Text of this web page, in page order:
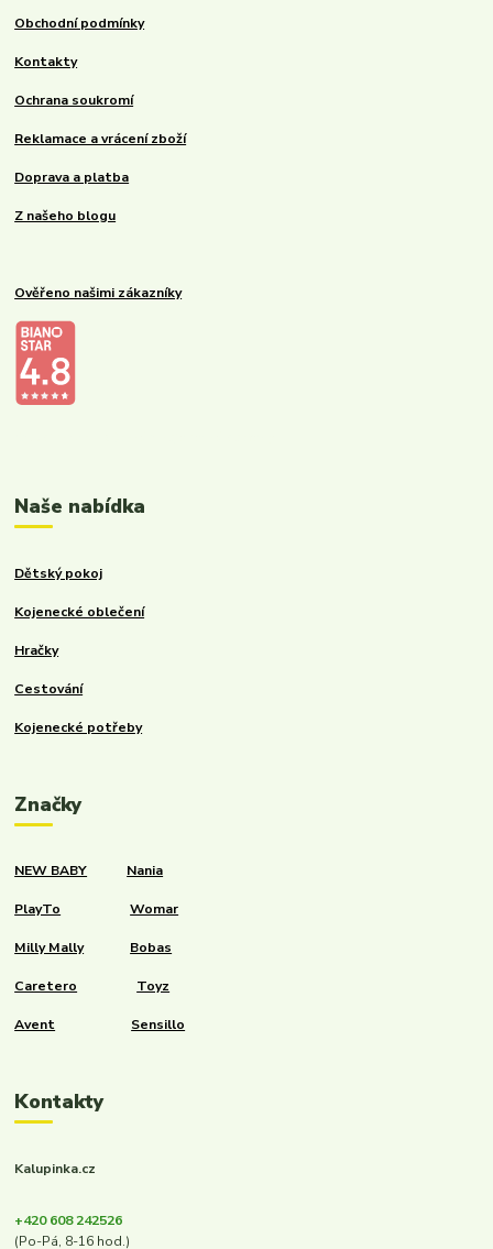
Obchodní podmínky
Kontakty
Ochrana soukromí
Reklamace a vrácení zboží
Doprava a platba
Z našeho blogu
Ověřeno našimi zákazníky
Naše nabídka
Dětský pokoj
Kojenecké oblečení
Hračky
Cestování
Kojenecké potřeby
Značky
NEW BABY Nania
PlayTo Womar
Milly Mally Bobas
Caretero Toyz
Avent Sensillo
Kontakty
Kalupinka.cz
+420 608 242526
(Po-Pá, 8-16 hod.)